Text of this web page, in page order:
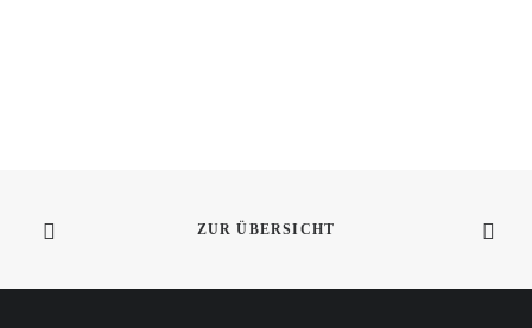
ZUR ÜBERSICHT